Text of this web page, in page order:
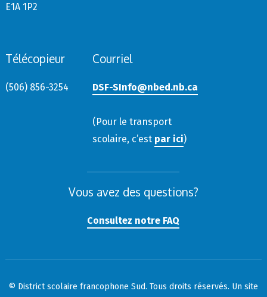
E1A 1P2
Télécopieur
(506) 856-3254
Courriel
DSF-SInfo@nbed.nb.ca
(Pour le transport
scolaire, c’est par ici)
Vous avez des questions?
Consultez notre FAQ
© District scolaire francophone Sud. Tous droits réservés. Un site